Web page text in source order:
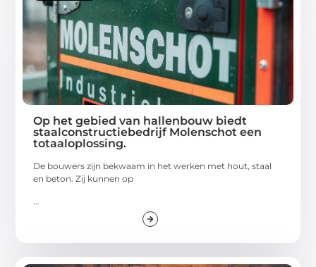
Op het gebied van hallenbouw biedt
staalconstructiebedrijf Molenschot een
totaaloplossing.
De bouwers zijn bekwaam in het werken met hout, staal
en beton. Zij kunnen op